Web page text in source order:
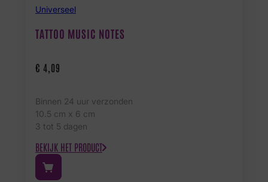
Universeel
TATTOO MUSIC NOTES
€ 4,09
Binnen 24 uur verzonden
10.5 cm x 6 cm
3 tot 5 dagen
BEKIJK HET PRODUCT